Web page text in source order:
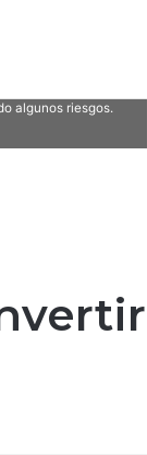
algunos riesgos.